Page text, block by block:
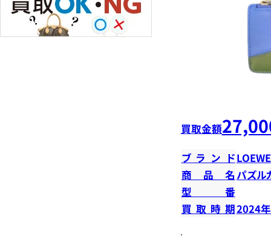
買取金額
ブランドLOEWE
商品名 パズル
型番
買取時期2024